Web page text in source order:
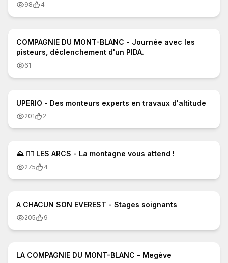
98
4
11:39
COMPAGNIE DU MONT-BLANC - Journée avec les
pisteurs, déclenchement d'un PIDA.
61
1:39
UPERIO - Des monteurs experts en travaux d'altitude
201
2
1:36
⛰ 🏃‍♂ LES ARCS - La montagne vous attend !
275
4
5:03
A CHACUN SON EVEREST - Stages soignants
205
9
0:56
LA COMPAGNIE DU MONT-BLANC - Megève